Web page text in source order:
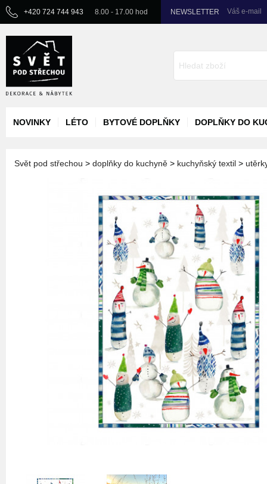
+420 724 744 943 8.00 - 17.00 hod NEWSLETTER Váš e-mail
NOVINKY LÉTO BYTOVÉ DOPLŇKY DOPLŇKY DO
Svět pod střechou > doplňky do kuchyně > kuchyňský textil >